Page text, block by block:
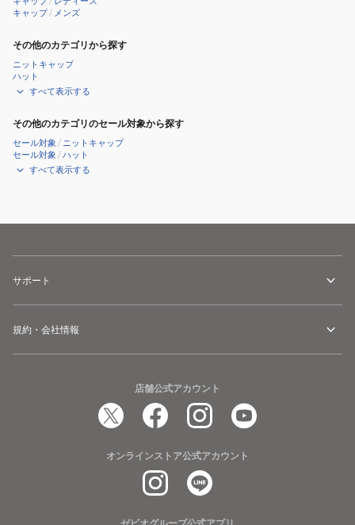
キャップ/ メンズ
その他のカテゴリから探す
ニットキャップ
ハット
すべて表示する
その他のカテゴリのセール対象から探す
セール対象 / ニットキャップ
セール対象 /ハット
すべて表示する
サポート
規約・会社情報
店舗公式アカウント
オンラインストア公式アカウント